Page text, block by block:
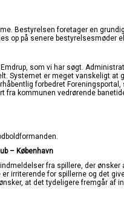
Bestyrelsen foretager en
op på senere bestyrelsesmøder
som vi har søgt.
Systemet er meget vanskeligt
forbedret
fra kommunen vedrørende
– København
fra spillere, der ønsker
er irriterende for spillerne og det
at det tydeligere fremgår af